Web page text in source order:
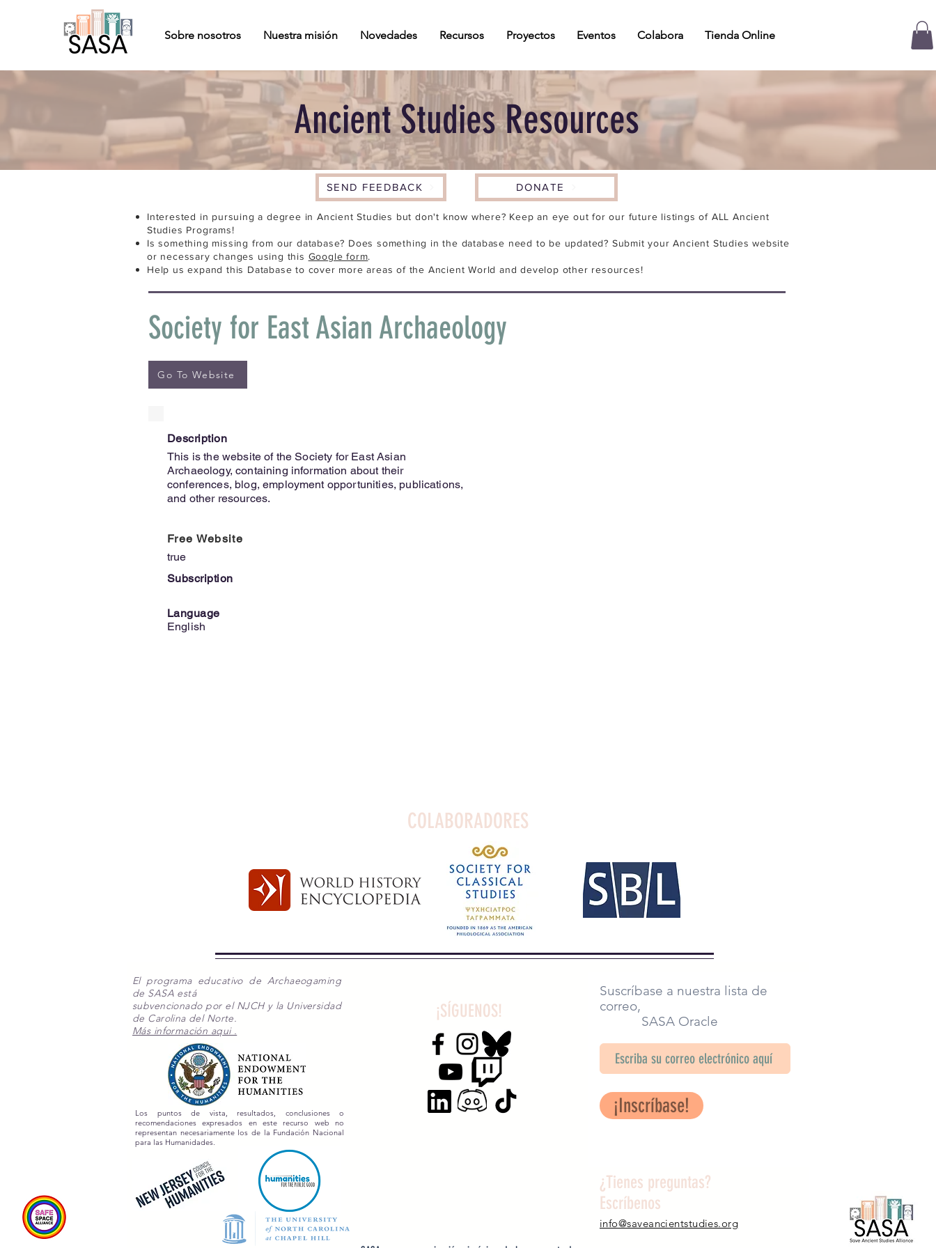
Sobre nosotros Nuestra misión Novedades Recursos Proyectos Eventos Colabora Tienda Online
Ancient Studies Resources
SEND FEEDBACK DONATE
Interested in pursuing a degree in Ancient Studies but don't know where? Keep an eye out for our future listings of ALL Ancient
Studies Programs!
Is something missing from our database? Does something in the database need to be updated? Submit your Ancient Studies website
or necessary changes using this Google form.
Help us expand this Database to cover more areas of the Ancient World and develop other resources!
Society for East Asian Archaeology
Go To Website
Description
This is the website of the Society for East Asian
Archaeology, containing information about their
conferences, blog, employment opportunities, publications,
and other resources.
Free Website
true
Subscription
Language
English
COLABORADORES
El programa educativo de Archaeogaming
de SASA está
subvencionado por el NJCH y la Universidad
de Carolina del Norte.
Más información aqui .
Los puntos de vista, resultados, conclusiones o
recomendaciones expresados en este recurso web no
representan necesariamente los de la Fundación Nacional
para las Humanidades.
¡SÍGUENOS!
Suscríbase a nuestra lista de
correo,
SASA Oracle
¡Inscríbase!
¿Tienes preguntas?
Escríbenos
info@saveancientstudies.org